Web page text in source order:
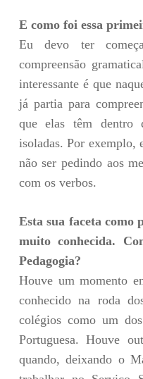
E como foi essa
Eu devo ter
compreensão
interessante é que
já partia para
que elas têm dentro
isoladas. Por exemplo,
não ser pedindo aos
com os verbos.
Esta sua faceta como
muito conhecida.
Pedagogia?
Houve um momento
conhecido na roda
colégios como um
Portuguesa. Houve
quando, deixando o